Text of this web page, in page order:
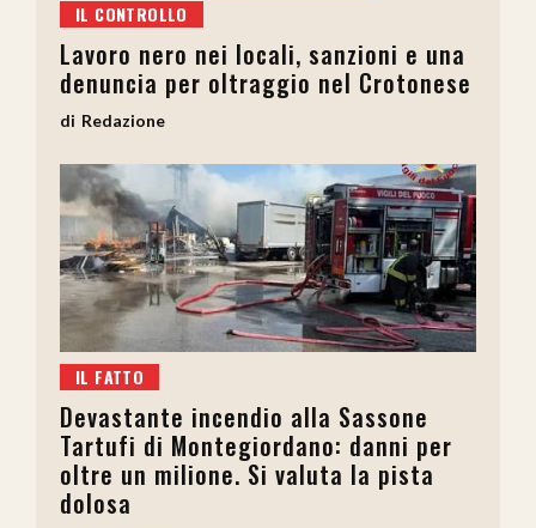
IL CONTROLLO
Lavoro nero nei locali, sanzioni e una
denuncia per oltraggio nel Crotonese
Redazione
IL FATTO
Devastante incendio alla Sassone
Tartufi di Montegiordano: danni per
oltre un milione. Si valuta la pista
dolosa